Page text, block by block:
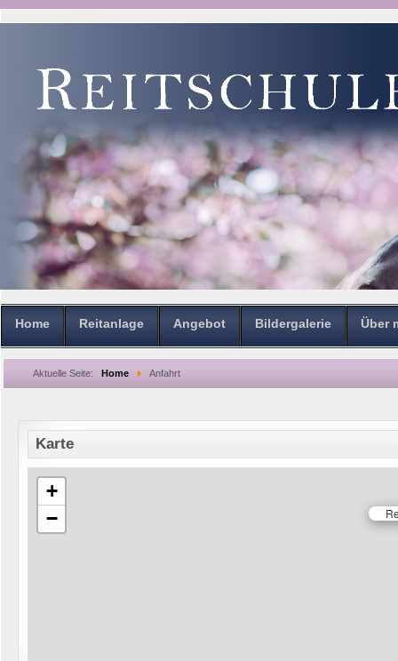
Home Reitanlage Angebot Bildergalerie Über
Aktuelle Seite: Home Anfahrt
Karte
+
−